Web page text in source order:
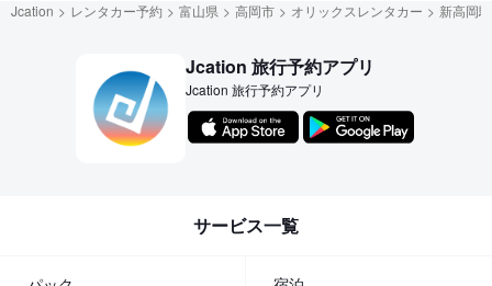
Jcation レンタカー予約 富山県 高岡市 オリックスレンタカー 新高岡
Jcation 旅行予約アプリ
Jcation 旅行予約アプリ
サービス一覧